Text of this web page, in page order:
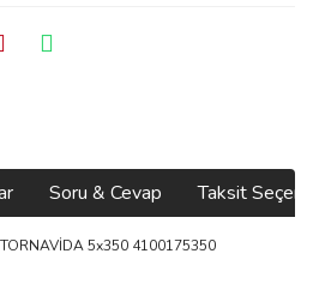
Soru & Cevap Taksit
5x350 4100175350